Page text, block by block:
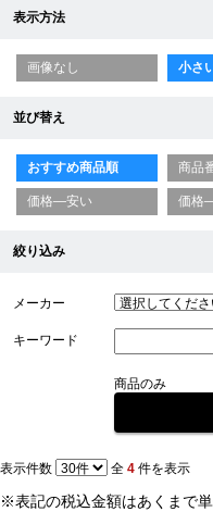
表示方法
画像なし 小さ
並び替え
おすすめ商品順 商品
価格—安い 価格
絞り込み
メーカー
キーワード
商品のみ
表示件数 全 4 件を表示
※表記の税込金額はあくまで